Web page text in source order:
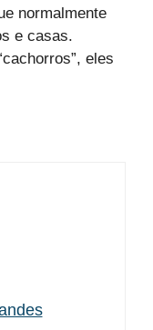
normalmente
e casas.
eles